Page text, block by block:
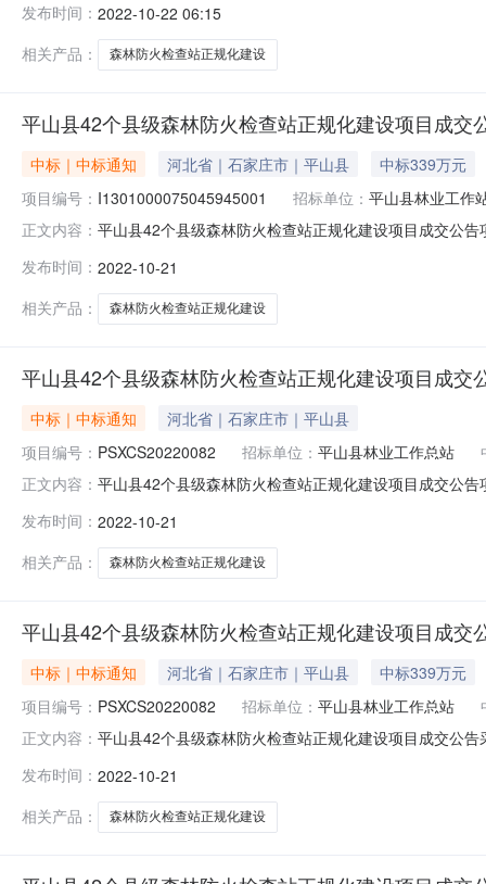
应商地址：河北省石家庄市平山县平山镇钢城路西隆兴
称：石家
发布时间： 2022-10-22 06:15
相关产品：
森林防火检查站正规化建设
平山县42个县级森林防火检查站正规化建设项目成交
中标｜中标通知 河北省｜石家庄市｜平山县
中标339万元
项目编号： I1301000075045945001 招标单位： 平山县林业工作
正文内容： 平山县42个县级森林防火检查站正规化建设项目成交公
设项目成交公告一、项目编号：GXLH2022039二、项目
址：河北省石
发布时间： 2022-10-21
相关产品：
森林防火检查站正规化建设
平山县42个县级森林防火检查站正规化建设项目成交
中标｜中标通知
河北省｜石家庄市｜平山县
项目编号： PSXCS20220082 招标单位： 平山县林业工作总站
正文内容： 平山县42个县级森林防火检查站正规化建设项目成交公
代理机构全称：河北广信联合项目管理有限公司采购代
发布时间： 2022-10-21
相关产品：
森林防火检查站正规化建设
平山县42个县级森林防火检查站正规化建设项目成交
中标｜中标通知 河北省｜石家庄市｜平山县
中标339万元
项目编号： PSXCS20220082 招标单位： 平山县林业工作总站
正文内容： 平山县42个县级森林防火检查站正规化建设项目成交公
85853364项目实施地点：详见采购文件采购内容：详见
基本情况规格
发布时间： 2022-10-21
相关产品：
森林防火检查站正规化建设